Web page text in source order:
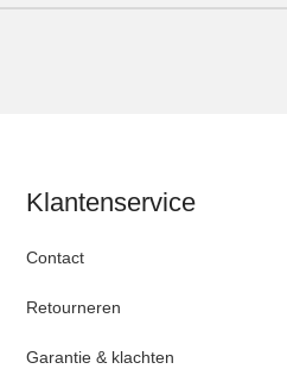
Klantenservice
Contact
Retourneren
Garantie & klachten